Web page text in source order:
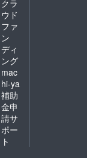
クラ
ウド
ファ
ン
ディ
ング
mac
hi-ya
補助
金申
請サ
ポー
ト